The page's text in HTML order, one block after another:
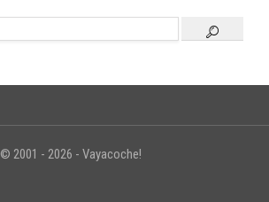
INICIAR SESIÓN
© 2001 - 2026 - Vayacoche!